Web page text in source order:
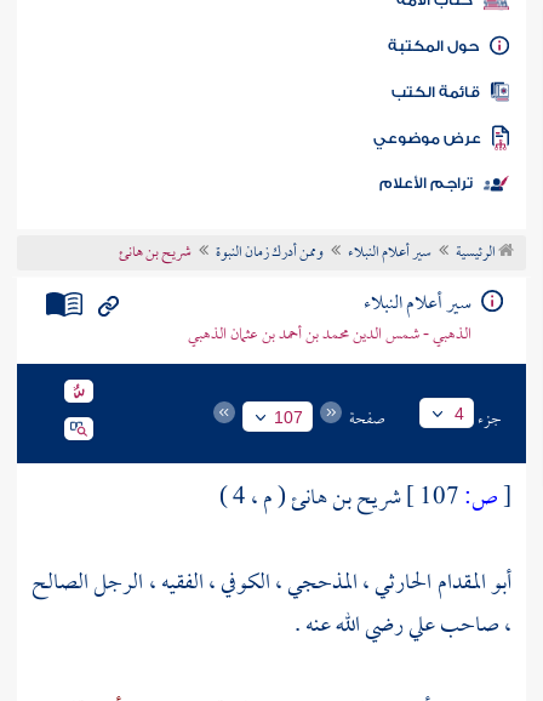
كتاب الأمة
المكتبة
الكتب
موضوعي
تراجم الأعلام
الرئيسية سير أعلام النبلاء وممن أدرك زمان النبوة شريح بن هانئ
سير أعلام النبلاء
الذهبي - شمس الدين محمد بن أحمد بن عثمان الذهبي
جزء 4 صفحة 107
[ص:
شريح بن هانئ ( م ، 4 )
أبو المقدام الحارثي ، المذحجي ، الكوفي ، الفقيه ، الرجل الصالح
، صاحبعليرضي الله عنه .